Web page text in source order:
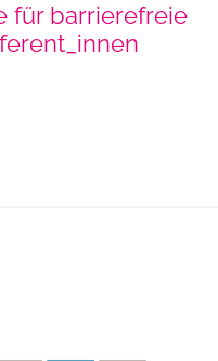
für barrierefreie